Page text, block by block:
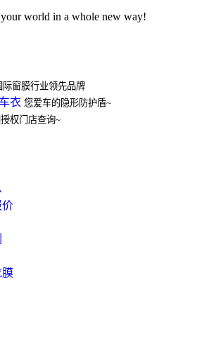
world in a whole new way!
际窗膜行业领先品牌
衣 您爱车的隐形防护盾~
权门店查询~
价
膜